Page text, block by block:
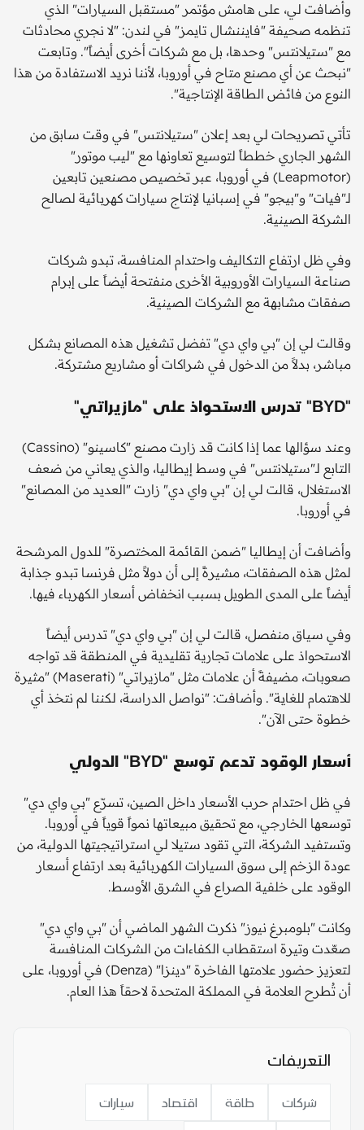
وأضافت لي، على هامش مؤتمر "مستقبل السيارات" الذي
تنظمه صحيفة "فايننشال تايمز" في لندن: "لا نجري محادثات
مع "ستيلانتس" وحدها، بل مع شركات أخرى أيضاً". وتابعت
"نبحث عن أي مصنع متاح في أوروبا، لأننا نريد الاستفادة من هذا
النوع من فائض الطاقة الإنتاجية".
تأتي تصريحات لي بعد إعلان "ستيلانتس" في وقت سابق من
الشهر الجاري خططاً لتوسيع تعاونها مع "ليب موتور"
(Leapmotor) في أوروبا، عبر تخصيص مصنعين تابعين
لـ"فيات" و"بيجو" في إسبانيا لإنتاج سيارات كهربائية لصالح
الشركة الصينية.
وفي ظل ارتفاع التكاليف واحتدام المنافسة، تبدو شركات
صناعة السيارات الأوروبية الأخرى منفتحة أيضاً على إبرام
صفقات مشابهة مع الشركات الصينية.
وقالت لي إن "بي واي دي" تفضل تشغيل هذه المصانع بشكل
مباشر، بدلاً من الدخول في شراكات أو مشاريع مشتركة.
"BYD" تدرس الاستحواذ على "مازيراتي"
وعند سؤالها عما إذا كانت قد زارت مصنع "كاسينو" (Cassino)
التابع لـ"ستيلانتس" في وسط إيطاليا، والذي يعاني من ضعف
الاستغلال، قالت لي إن "بي واي دي" زارت "العديد من المصانع"
في أوروبا.
وأضافت أن إيطاليا "ضمن القائمة المختصرة" للدول المرشحة
لمثل هذه الصفقات، مشيرةً إلى أن دولاً مثل فرنسا تبدو جذابة
أيضاً على المدى الطويل بسبب انخفاض أسعار الكهرباء فيها.
وفي سياق منفصل، قالت لي إن "بي واي دي" تدرس أيضاً
الاستحواذ على علامات تجارية تقليدية في المنطقة قد تواجه
صعوبات، مضيفةً أن علامات مثل "مازيراتي" (Maserati) "مثيرة
للاهتمام للغاية". وأضافت: "نواصل الدراسة، لكننا لم نتخذ أي
خطوة حتى الآن".
أسعار الوقود تدعم توسع "BYD" الدولي
في ظل احتدام حرب الأسعار داخل الصين، تسرّع "بي واي دي"
توسعها الخارجي، مع تحقيق مبيعاتها نمواً قوياً في أوروبا.
وتستفيد الشركة، التي تقود ستيلا لي استراتيجيتها الدولية، من
عودة الزخم إلى سوق السيارات الكهربائية بعد ارتفاع أسعار
الوقود على خلفية الصراع في الشرق الأوسط.
وكانت "بلومبرغ نيوز" ذكرت الشهر الماضي أن "بي واي دي"
صعّدت وتيرة استقطاب الكفاءات من الشركات المنافسة
لتعزيز حضور علامتها الفاخرة "دينزا" (Denza) في أوروبا، على
أن تُطرح العلامة في المملكة المتحدة لاحقاً هذا العام.
التعريفات
شركات طاقة اقتصاد سيارات